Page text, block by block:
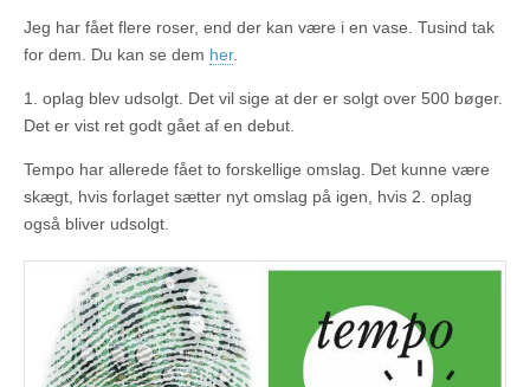
Jeg har fået flere roser, end der kan være i en vase. Tusind tak
for dem. Du kan se dem her.
1. oplag blev udsolgt. Det vil sige at der er solgt over 500 bøger.
Det er vist ret godt gået af en debut.
Tempo har allerede fået to forskellige omslag. Det kunne være
skægt, hvis forlaget sætter nyt omslag på igen, hvis 2. oplag
også bliver udsolgt.